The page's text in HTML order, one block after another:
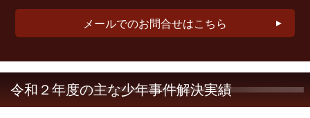
メールでのお問合せはこちら
令和２年度の主な少年事件解決実績